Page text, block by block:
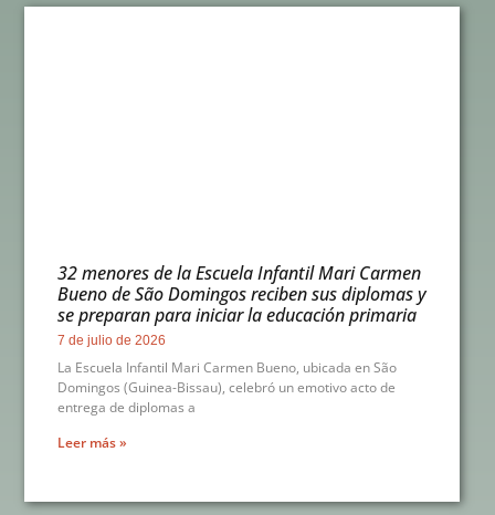
32 menores de la Escuela Infantil Mari Carmen
Bueno de São Domingos reciben sus diplomas y
se preparan para iniciar la educación primaria
7 de julio de 2026
La Escuela Infantil Mari Carmen Bueno, ubicada en São
Domingos (Guinea-Bissau), celebró un emotivo acto de
entrega de diplomas a
Leer más »